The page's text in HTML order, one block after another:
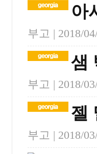
아
부고 | 2018/
샘
부고 | 2018/
젤
부고 | 2018/